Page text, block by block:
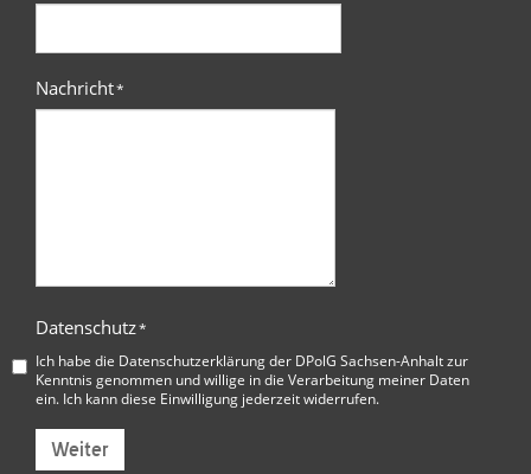
Nachricht*
Datenschutz*
Ich habe die Datenschutzerklärung der DPolG Sachsen-Anhaltzur
Kenntnis genommen und willige in die Verarbeitung meiner Daten
ein. Ich kann diese Einwilligung jederzeit widerrufen.
Weiter